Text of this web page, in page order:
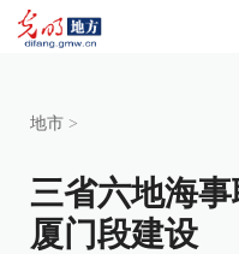
地市 >
三省六地海
厦门段建设